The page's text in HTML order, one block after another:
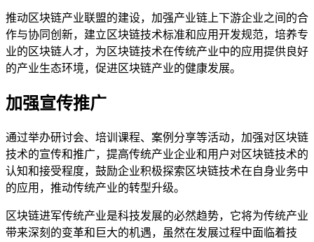
推动区块链产业联盟的建设，加强产业链上下游企业之间的合
作与协同创新，建立区块链技术标准和应用开发规范，培养专
业的区块链人才，为区块链技术在传统产业中的应用提供良好
的产业生态环境，促进区块链产业的健康发展。
加强宣传推广
通过举办研讨会、培训课程、案例分享等活动，加强对区块链
技术的宣传和推广，提高传统产业企业和用户对区块链技术的
认知和接受程度，鼓励企业积极探索区块链技术在自身业务中
的应用，推动传统产业的转型升级。
区块链进军传统产业是科技发展的必然趋势，它将为传统产业
带来深刻的变革和巨大的机遇，虽然在发展过程中面临着技